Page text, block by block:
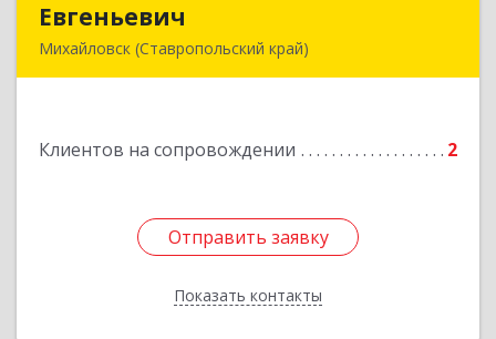
Евгеньевич
Михайловск (Ставропольский край)
Клиентов на сопровождении 2
Отправить заявку
Показать контакты
Отправить заявку
Назад